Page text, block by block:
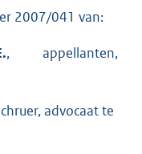
2007/041 van:
, appellanten,
advocaat te